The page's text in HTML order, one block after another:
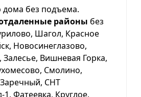
дома без подъема.
отдаленные районы без
Шагол, Красное
Новосинеглазово,
Вишневая Горка,
Смолино,
СНТ
1, Фатеевка, Круглое,